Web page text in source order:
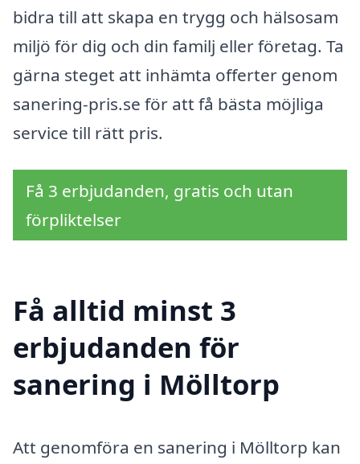
bidra till att skapa en trygg och hälsosam
miljö för dig och din familj eller företag. Ta
gärna steget att inhämta offerter genom
sanering-pris.se för att få bästa möjliga
service till rätt pris.
Få 3 erbjudanden, gratis och utan
förpliktelser
Få alltid minst 3
erbjudanden för
sanering i Mölltorp
Att genomföra en sanering i Mölltorp kan